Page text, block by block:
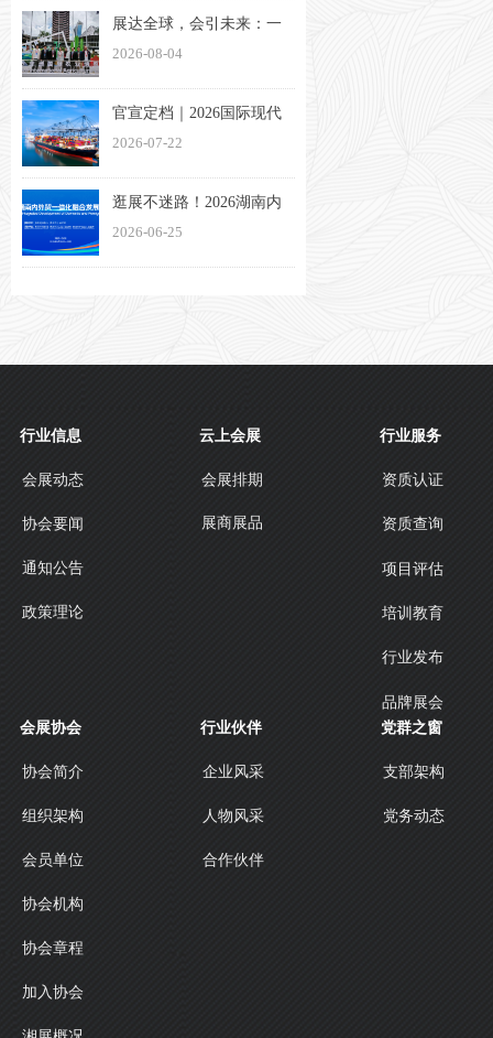
展达全球，会引未来：一
家湖南会展企业的出海方
2026-08-04
官宣定档｜2026国际现代
物流与交通（长沙）博览
2026-07-22
逛展不迷路！2026湖南内
外贸一体化融合发展博览
2026-06-25
会展动态
协会要闻
通知公告
政策理论
行业信息
会展排期
展商展品
云上会展
资质认证
资质查询
项目评估
培训教育
行业发布
品牌展会
行业服务
协会简介
组织架构
会员单位
协会机构
协会章程
加入协会
会展协会
企业风采
人物风采
合作伙伴
行业伙伴
支部架构
党务动态
党群之窗